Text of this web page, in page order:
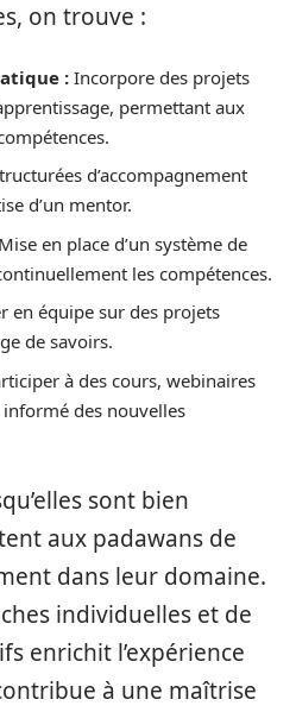
on trouve :
:Incorpore des projets
permettant aux
d’accompagnement
d’un mentor.
Mise en place d’un système de
les compétences.
en équipe sur des projets
de savoirs.
à des cours, webinaires
des nouvelles
sont bien
aux padawans de
dans leur domaine.
individuelles et de
enrichit l’expérience
à une maîtrise